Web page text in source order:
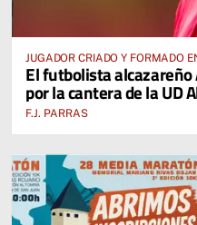
JUGADOR CRIADO Y FORMADO
ALCÁZAR DE SAN JUAN
El futbolista
por la cantera de la UD
F.J. PARRAS